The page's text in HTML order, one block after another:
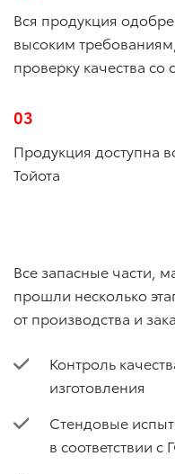
Вся продукция
высоким
проверку качества
03
Продукция доступна
Тойота
Все запасные части,
прошли несколько
от производства и
Контроль
изготовления
Стендовые
в соответствии с